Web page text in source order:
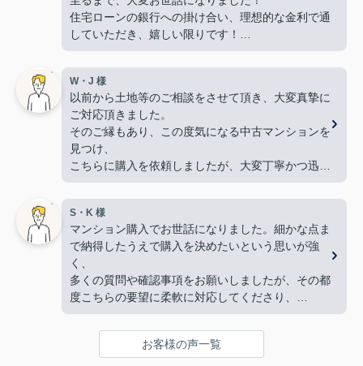
住宅ローンの銀行への掛け合い、理想的な金利で通
していただき、嬉しい限りです！
難しい希望や条件にもかかわらず、何件も何件も、
内覧の段取りをしてくださり、当初から親身に動い
てくださって、本当に感謝しています。
良い御縁に出会えました事、嬉しく思います。本当
にありがとうございました！
【 奥様 】
この度、担当して下さった矢野さんには、たいへん
大変お世話になり、
暑い暑い最中、こちらの要望に沿った物件探しに尽
力して下さり、
家族皆んなが笑顔になれる、素敵な家に出会えるこ
とができました。
購入にあたって、疑問や質問にも丁寧に説明して下
さり、各所に度々足を運んで下さり、連絡や報告な
ど常に迅速に対応して下さいました。
さんのお人柄に、
心から信頼させていただいています。
W・J 様
以前から土地等のご相談をさせて頂き、大変真摯に
ご対応頂きました。
そのご縁もあり、この度気になる中古マンションを
見つけ、
こちらに購入を依頼しましたが、大変丁寧かつ迅速
な対応をして頂き満足しております。
手続きを丁寧に進行して下さるのに加え、
物件購入後の生活風景を同じ目線で考えてくださ
り、
下心のない対応に感銘を受けました。ありがとうご
ざいました。
S・K 様
マンション購入でお世話になりました。細かな点ま
で納得したうえで購入を決めたいという思いが強
く、
多くの質問や確認事項をお願いしましたが、その都
度こちらの要望に柔軟に対応してくださり、
気になることは私たちが納得できるまで丁寧に調べ
てくださいました。商談の際は、妻の体調にも気を
配っていただくなど、お客様の声一覧